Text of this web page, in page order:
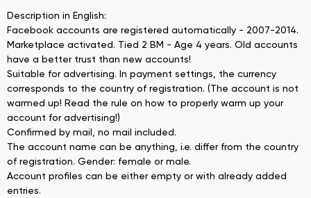
Description in English:
Facebook accounts are registered automatically - 2007-2014.
Marketplace activated. Tied 2 BM - Age 4 years. Old accounts
have a better trust than new accounts!
Suitable for advertising. In payment settings, the currency
corresponds to the country of registration. (The account is not
warmed up! Read the rule on how to properly warm up your
account for advertising!)
Confirmed by mail, no mail included.
The account name can be anything, i.e. differ from the country
of registration. Gender: female or male.
Account profiles can be either empty or with already added
entries.